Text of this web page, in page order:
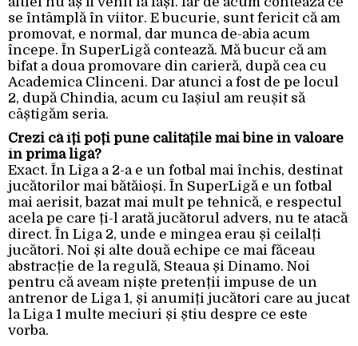
se întâmplă în viitor. E bucurie, sunt fericit că am
promovat, e normal, dar munca de-abia acum
începe. În SuperLigă contează. Mă bucur că am
bifat a doua promovare din carieră, după cea cu
Academica Clinceni. Dar atunci a fost de pe locul
2, după Chindia, acum cu Iașiul am reușit să
câștigăm seria.
Crezi că îți poți pune calitățile mai bine în valoare
în prima ligă?
Exact. În Liga a 2-a e un fotbal mai închis, destinat
jucătorilor mai bătăioși. În SuperLigă e un fotbal
mai aerisit, bazat mai mult pe tehnică, e respectul
acela pe care ți-l arată jucătorul advers, nu te atacă
direct. În Liga 2, unde e mingea erau și ceilalți
jucători. Noi și alte două echipe ce mai făceau
abstracție de la regulă, Steaua și Dinamo. Noi
pentru că aveam niște pretenții impuse de un
antrenor de Liga 1, și anumiți jucători care au jucat
la Liga 1 multe meciuri și știu despre ce este
vorba.